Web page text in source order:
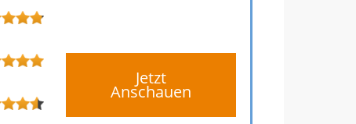
Jetzt
Anschauen